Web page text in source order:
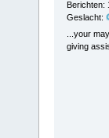
Berichten:
Geslacht:
...your
giving